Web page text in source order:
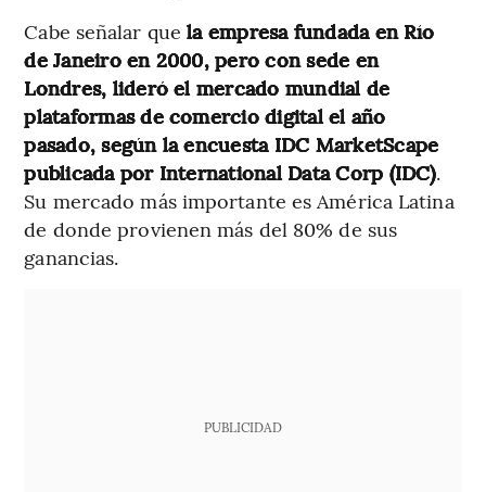
Cabe señalar quela empresa fundada en Río
de Janeiro en 2000, pero con sede en
Londres, lideró el mercado mundial de
plataformas de comercio digital el año
pasado, según la encuesta IDC MarketScape
publicada por International Data Corp (IDC).
Su mercado más importante es América Latina
de donde provienen más del 80% de sus
ganancias.
PUBLICIDAD